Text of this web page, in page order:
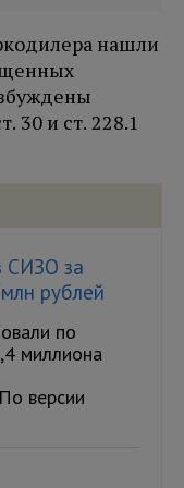
нашли
30 и ст. 228.1
СИЗО за
рублей
по
миллиона
версии